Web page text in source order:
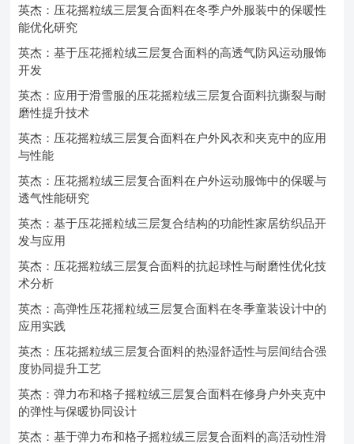
英杰：压花摇粒绒三层复合面料在冬季户外服装中的保暖性
能优化研究
英杰：基于压花摇粒绒三层复合面料的高透气防风运动服饰
开发
英杰：应用于滑雪服的压花摇粒绒三层复合面料抗撕裂与耐
磨性提升技术
英杰：压花摇粒绒三层复合面料在户外风衣和夹克中的应用
与性能
英杰：压花摇粒绒三层复合面料在户外运动服饰中的保暖与
透气性能研究
英杰：基于压花摇粒绒三层复合结构的功能性家居纺织品开
发与应用
英杰：压花摇粒绒三层复合面料的抗起球性与耐磨性优化技
术分析
英杰：高弹性压花摇粒绒三层复合面料在冬季童装设计中的
应用实践
英杰：压花摇粒绒三层复合面料的热湿舒适性与层间结合强
度协同提升工艺
英杰：弹力布和格子摇粒绒三层复合面料在修身户外夹克中
的弹性与保暖协同设计
英杰：基于弹力布和格子摇粒绒三层复合面料的高活动性滑